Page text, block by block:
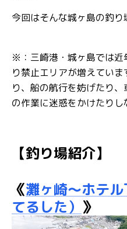
今回はそんな城ヶ島の釣り
※：三崎港・城ヶ島では近
り禁止エリアが増えてい
り、船の航行を妨げたり
の作業に迷惑をかけたりし
【釣り場紹介】
《灘ヶ崎～ホテ
てるした） 》